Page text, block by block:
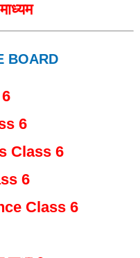
BOARD
6
Class 6
6
Class 6